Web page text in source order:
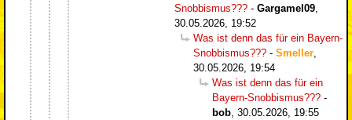
Snobbismus??? - Gargamel09
30.05.2026, 19:52
Was ist denn das für ein Bayern-
Snobbismus??? - Smeller
30.05.2026, 19:54
Was ist denn das für ein
Bayern-Snobbismus??? -
bob 30.05.2026, 19:55